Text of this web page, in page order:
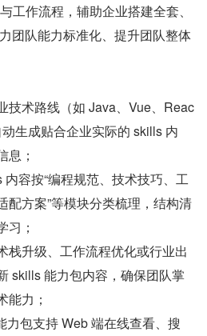
工作流程，辅助企业搭建全套、
团队能力标准化、提升团队整体
技术路线（如 Java、Vue、Reac
生成贴合企业实际的 skills 内
息；
内容按“编程规范、技术技巧、工
配方案”等模块分类梳理，结构清
习；
栈升级、工作流程优化或行业出
skills 能力包内容，确保团队掌
能力；
力包支持 Web 端在线查看、搜